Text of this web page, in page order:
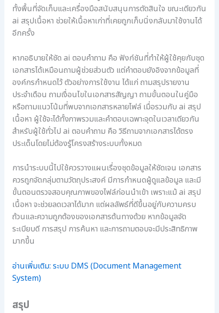
ทั้งพื้นที่จัดเก็บและเครื่องมือสนับสนุนการตัดสินใจ ขณะเดียวกัน
ai สรุปเนื้อหา ช่วยให้เนื้อหาเก่าที่เคยถูกเก็บนิ่งกลับมาใช้งานได้
อีกครั้ง
หากอธิบายให้ชัด ai ตอบคําถาม คือ ฟังก์ชันที่ทำให้ผู้ใช้คุยกับชุด
เอกสารได้เหมือนถามผู้ช่วยส่วนตัว แต่คำตอบยังอิงจากข้อมูลที่
องค์กรกำหนดไว้ ตัวอย่างการใช้งาน ได้แก่ ถามสรุปรายงาน
ประจำเดือน ถามเงื่อนไขในเอกสารสัญญา ถามขั้นตอนในคู่มือ
หรือถามแนวโน้มที่พบจากเอกสารหลายไฟล์ เมื่อรวมกับ ai สรุป
เนื้อหา ผู้ใช้จะได้ทั้งภาพรวมและคำตอบเฉพาะจุดในเวลาเดียวกัน
สำหรับผู้ใช้ทั่วไป ai ตอบคําถาม คือ วิธีถามจากเอกสารได้ตรง
ประเด็นโดยไม่ต้องรู้โครงสร้างระบบทั้งหมด
การนำระบบนี้ไปใช้ควรวางแผนเรื่องชุดข้อมูลให้ชัดเจน เอกสาร
ควรถูกจัดกลุ่มตามวัตถุประสงค์ มีการกำหนดผู้ดูแลข้อมูล และมี
ขั้นตอนตรวจสอบคุณภาพของไฟล์ก่อนนำเข้า เพราะแม้ ai สรุป
เนื้อหา จะช่วยลดเวลาได้มาก แต่ผลลัพธ์ที่ดีขึ้นอยู่กับความครบ
ถ้วนและความถูกต้องของเอกสารต้นทางด้วย หากข้อมูลจัด
ระเบียบดี การสรุป การค้นหา และการถามตอบจะมีประสิทธิภาพ
มากขึ้น
อ่านเพิ่มเติม: ระบบ DMS (Document Management
System)
สรุป